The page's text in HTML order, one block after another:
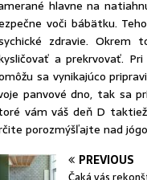
hlavne na
voči bábätku.
zdravie. Okrem
a prekrvovať.
sa vynikajúco
panvové dno, tak sa
vám váš deň D
porozmýšľajte nad
PREVIOUS